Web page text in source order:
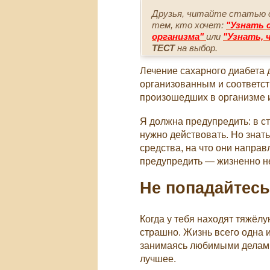
Друзья, читайте статью
тем, кто хочет: "Узнать
организма"или "Узнать,
ТЕСТна выбор.
Лечение сахарного
организованным и
произошедших в организме
Я должна предупредить: в
нужно действовать. Но
средства, на что они
предупредить — жизненно
Не
Когда у тебя находят
страшно. Жизнь всего одна
занимаясь любимыми
лучшее.